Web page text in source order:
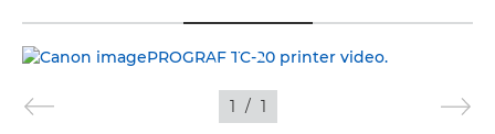
VIDEO
BILDER
1 / 1